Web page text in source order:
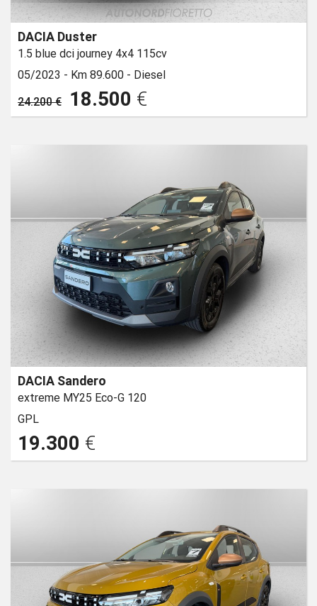
DACIA Duster
1.5 blue dci journey 4x4 115cv
05/2023 - Km 89.600 - Diesel
24.200 €
18.500 €
DACIA Sandero
extreme MY25 Eco-G 120
GPL
19.300 €